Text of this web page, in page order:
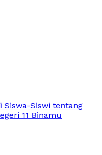
Siswa-Siswi tentang
11 Binamu